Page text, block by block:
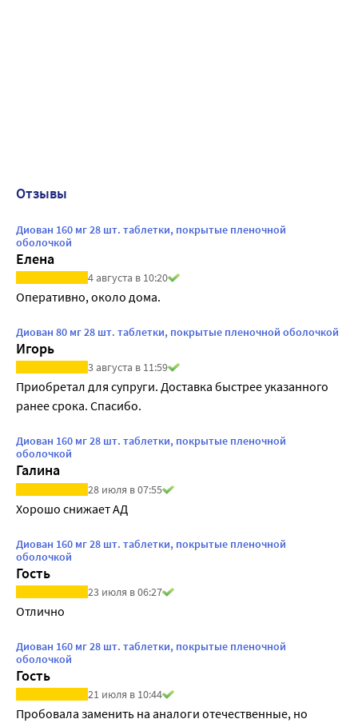
Отзывы
Диован 160 мг 28 шт. таблетки, покрытые пленочной
оболочкой
Елена
4 августа в 10:20
Оперативно, около дома.
Диован 80 мг 28 шт. таблетки, покрытые пленочной оболочкой
Игорь
3 августа в 11:59
Приобретал для супруги. Доставка быстрее указанного
ранее срока. Спасибо.
Диован 160 мг 28 шт. таблетки, покрытые пленочной
оболочкой
Галина
28 июля в 07:55
Хорошо снижает АД
Диован 160 мг 28 шт. таблетки, покрытые пленочной
оболочкой
Гость
23 июля в 06:27
Отлично
Диован 160 мг 28 шт. таблетки, покрытые пленочной
оболочкой
Гость
21 июля в 10:44
Пробовала заменить на аналоги отечественные, но